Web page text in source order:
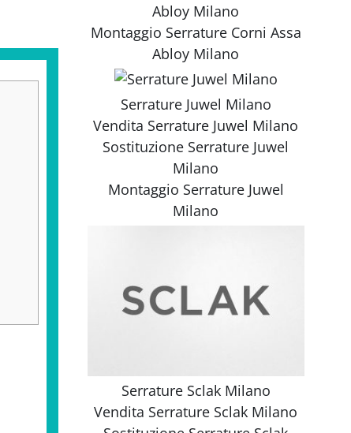
Abloy Milano
Montaggio Serrature Corni Assa
Abloy Milano
Serrature Juwel Milano
Vendita Serrature Juwel Milano
Sostituzione Serrature Juwel
Milano
Montaggio Serrature Juwel
Milano
Serrature Sclak Milano
Vendita Serrature Sclak Milano